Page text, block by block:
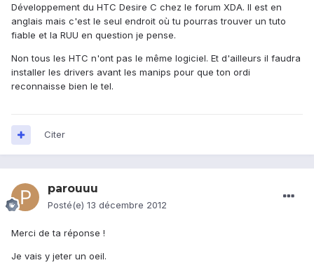
Développement du HTC Desire C chez le forum XDA. Il est en
anglais mais c'est le seul endroit où tu pourras trouver un tuto
fiable et la RUU en question je pense.
Non tous les HTC n'ont pas le même logiciel. Et d'ailleurs il faudra
installer les drivers avant les manips pour que ton ordi
reconnaisse bien le tel.
Citer
parouuu
Posté(e) 13 décembre 2012
Merci de ta réponse !
Je vais y jeter un oeil.